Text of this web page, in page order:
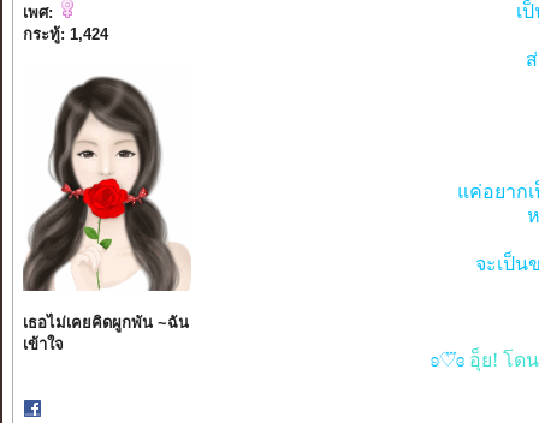
เพศ:
กระทู้: 1,424
เธอไม่เคยคิดผูกพัน ~ฉัน
เข้าใจ
เ
แค่อยาก
จะเป็น
ʚ♡⃛ɞ อุ็ย! โด